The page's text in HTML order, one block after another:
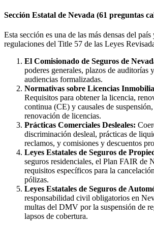
Sección Estatal de Nevada (61 preguntas
Esta sección es una de las más densas del
regulaciones del Title 57 de las Leyes
El Comisionado de Seguros de
poderes generales, plazos de auditorías
audiencias formalizadas.
Normativas sobre Licencias
Requisitos para obtener la licencia,
continua (CE) y causales de
renovación de licencias.
Prácticas Comerciales Desleales:
discriminación desleal, prácticas de
reclamos, y comisiones y descuentos
Leyes Estatales de Seguros de
seguros residenciales, el Plan FAIR de
requisitos específicos para la
pólizas.
Leyes Estatales de Seguros de
responsabilidad civil obligatorios en
multas del DMV por la suspensión de
lapsos de cobertura.